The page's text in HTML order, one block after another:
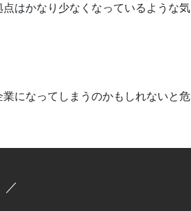
はかなり少なくなっているような気
になってしまうのかもしれないと危
／